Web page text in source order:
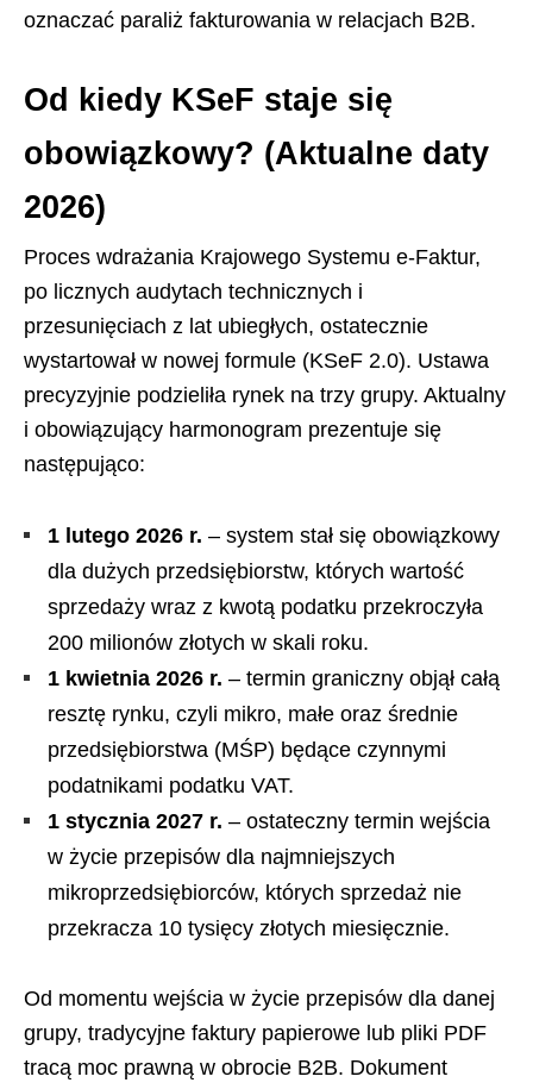
oznaczać paraliż fakturowania w relacjach B2B.
Od kiedy KSeF staje się
obowiązkowy? (Aktualne daty
2026)
Proces wdrażania Krajowego Systemu e-Faktur,
po licznych audytach technicznych i
przesunięciach z lat ubiegłych, ostatecznie
wystartował w nowej formule (KSeF 2.0). Ustawa
precyzyjnie podzieliła rynek na trzy grupy. Aktualny
i obowiązujący harmonogram prezentuje się
następująco:
1 lutego 2026 r. – system stał się obowiązkowy
dla dużych przedsiębiorstw, których wartość
sprzedaży wraz z kwotą podatku przekroczyła
200 milionów złotych w skali roku.
1 kwietnia 2026 r. – termin graniczny objął całą
resztę rynku, czyli mikro, małe oraz średnie
przedsiębiorstwa (MŚP) będące czynnymi
podatnikami podatku VAT.
1 stycznia 2027 r. – ostateczny termin wejścia
w życie przepisów dla najmniejszych
mikroprzedsiębiorców, których sprzedaż nie
przekracza 10 tysięcy złotych miesięcznie.
Od momentu wejścia w życie przepisów dla danej
grupy, tradycyjne faktury papierowe lub pliki PDF
tracą moc prawną w obrocie B2B. Dokument